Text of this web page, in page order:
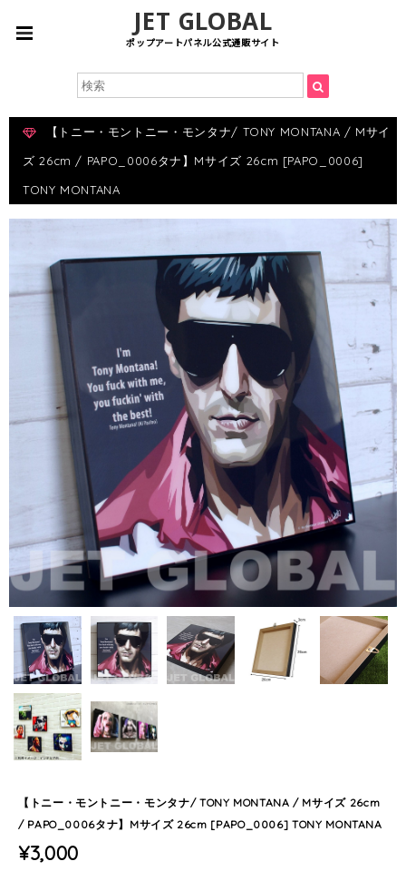
JET GLOBAL
ポップアートパネル公式通販サイト
【トニー・モントニー・モンタナ/ TONY MONTANA / Mサイ
ズ 26cm / PAPO_0006タナ】Mサイズ 26cm [PAPO_0006]
TONY MONTANA
【トニー・モントニー・モンタナ/ TONY MONTANA / Mサイズ 26cm
/ PAPO_0006タナ】Mサイズ 26cm [PAPO_0006] TONY MONTANA
¥3,000